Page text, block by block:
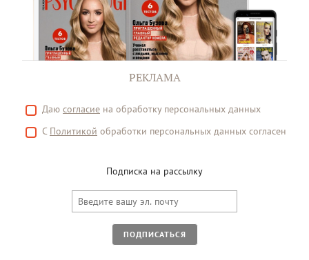
РЕКЛАМА
Даю согласие на обработку персональных данных
С Политикой обработки персональных данных согласен
Подписка на рассылку
ПОДПИСАТЬСЯ